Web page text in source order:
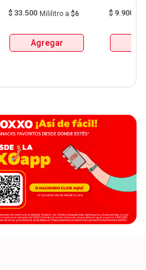
$ 33.500 Mililitro a $6
Agregar
$ 9.900